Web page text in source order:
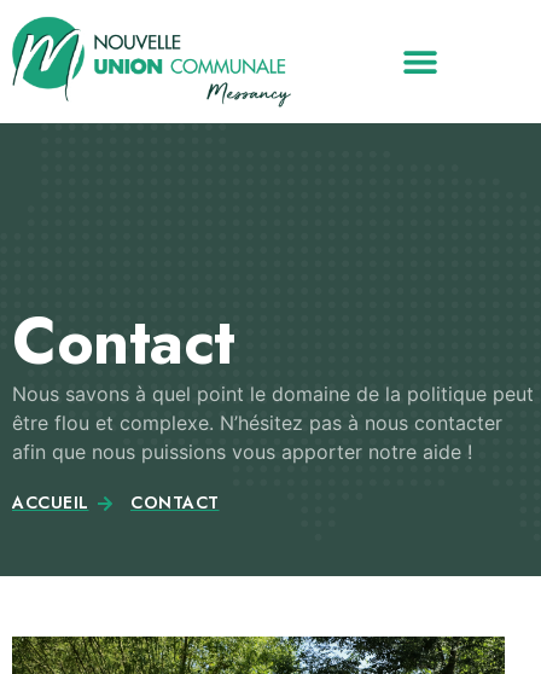
Contact
Nous savons à quel point le domaine de la politique peut
être flou et complexe. N’hésitez pas à nous contacter
afin que nous puissions vous apporter notre aide !
ACCUEIL CONTACT